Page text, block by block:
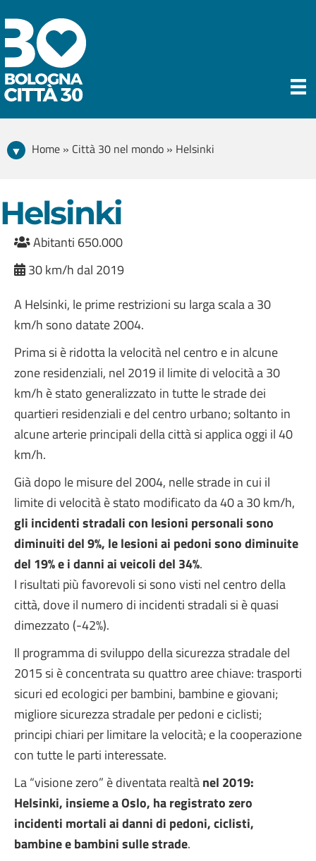
Home » Città 30 nel mondo » Helsinki
Helsinki
Abitanti 650.000
30 km/h dal 2019
A Helsinki, le prime restrizioni su larga scala a 30
km/h sono datate 2004.
Prima si è ridotta la velocità nel centro e in alcune
zone residenziali, nel 2019 il limite di velocità a 30
km/h è stato generalizzato in tutte le strade dei
quartieri residenziali e del centro urbano; soltanto in
alcune arterie principali della città si applica oggi il 40
km/h.
Già dopo le misure del 2004, nelle strade in cui il
limite di velocità è stato modificato da 40 a 30 km/h,
gli incidenti stradali con lesioni personali sono
diminuiti del 9%, le lesioni ai pedoni sono diminuite
del 19% e i danni ai veicoli del 34%.
I risultati più favorevoli si sono visti nel centro della
città, dove il numero di incidenti stradali si è quasi
dimezzato (-42%).
Il programma di sviluppo della sicurezza stradale del
2015 si è concentrata su quattro aree chiave: trasporti
sicuri ed ecologici per bambini, bambine e giovani;
migliore sicurezza stradale per pedoni e ciclisti;
principi chiari per limitare la velocità; e la cooperazione
con tutte le parti interessate.
La “visione zero” è diventata realtànel 2019:
Helsinki, insieme a Oslo, ha registrato zero
incidenti mortali ai danni di pedoni, ciclisti,
bambine e bambini sulle strade.